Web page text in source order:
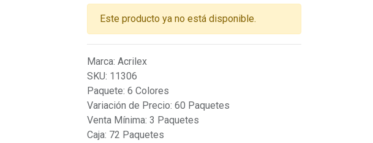
Este producto ya no está disponible.
Marca: Acrilex
SKU: 11306
Paquete: 6 Colores
Variación de Precio: 60 Paquetes
Venta Mínima: 3 Paquetes
Caja: 72 Paquetes